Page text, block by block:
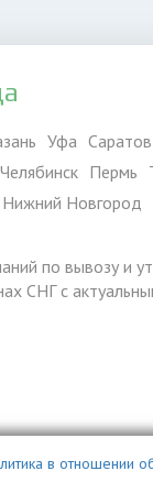
Уфа Саратов
Челябинск Пермь
Нижний Новгород
по вывозу и
СНГ с
в отношении